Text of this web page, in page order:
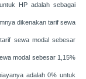
HP adalah sebagai
dikenakan tarif sewa
sewa modal sebesar
modal sebesar 1,15%
adalah 0% untuk